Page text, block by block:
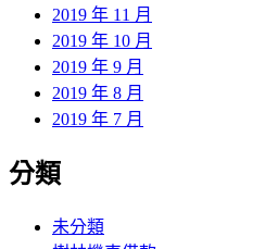
2019 年 11 月
2019 年 10 月
2019 年 9 月
2019 年 8 月
2019 年 7 月
分類
未分類